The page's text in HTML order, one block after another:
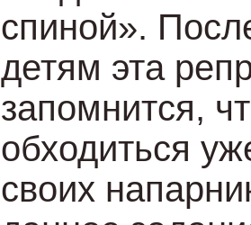
спиной».
детям эта
запомнится,
обходиться
своих